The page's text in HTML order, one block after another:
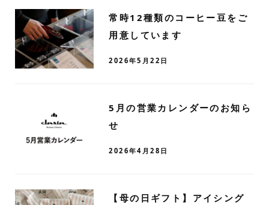
常時12種類のコーヒー豆をご
用意しています
2026年5月22日
5月の営業カレンダーのお知ら
せ
2026年4月28日
【母の日ギフト】アイシング